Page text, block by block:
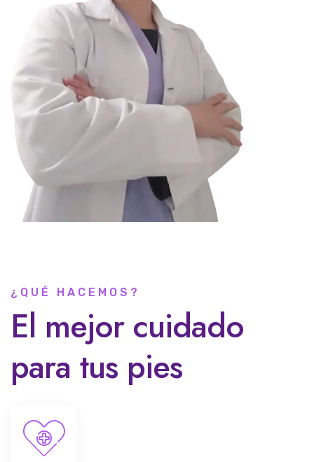
¿QUÉ HACEMOS?
El mejor cuidado
para tus pies